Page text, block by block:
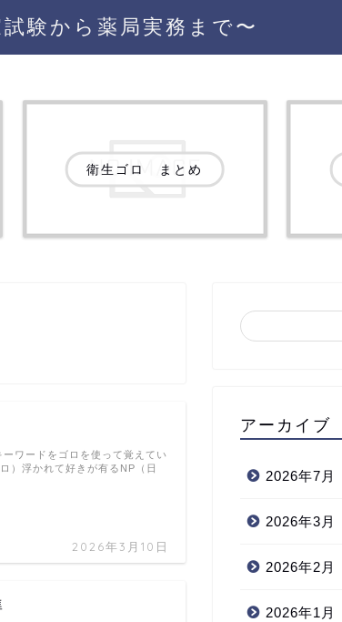
験から薬局実務まで〜
衛生ゴロ まとめ
2026年3月10日
ワードをゴロを使って覚えてい
）浮かれて好きが有るNP（日
アーカイブ
2026年7月
2026年3月
2026年2月
2026年1月